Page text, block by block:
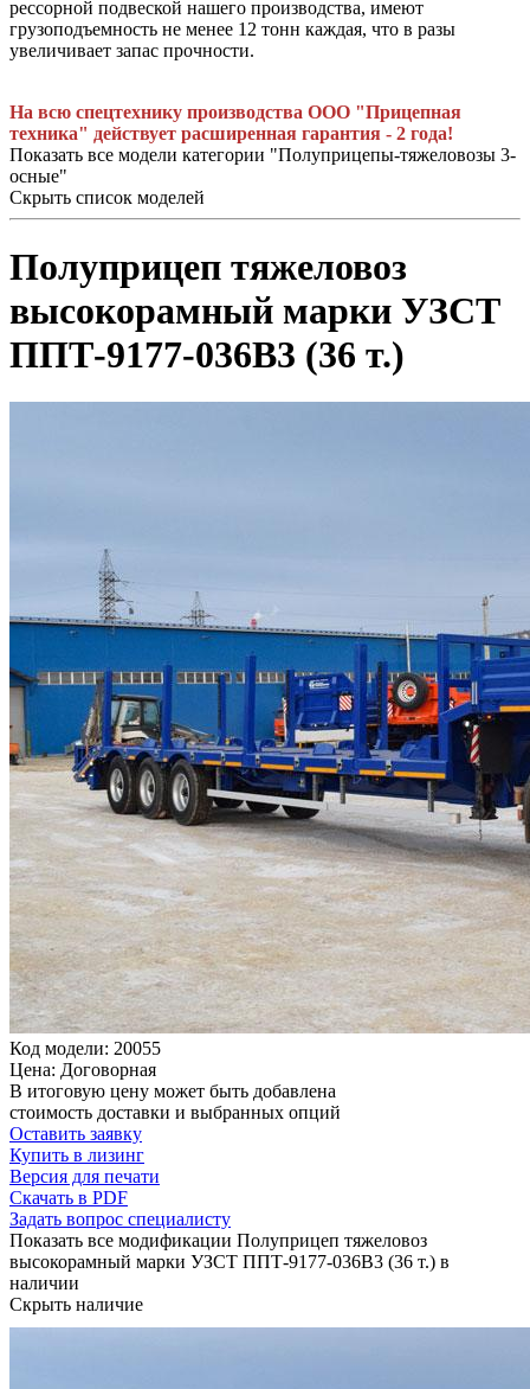
рессорной подвеской нашего производства, имеют
грузоподъемность не менее 12 тонн каждая, что в разы
увеличивает запас прочности.
На всю спецтехнику производства ООО "Прицепная
техника" действует расширенная гарантия - 2 года!
Показать все модели категории "Полуприцепы-тяжеловозы 3-
осные"
Скрыть список моделей
Полуприцеп тяжеловоз
высокорамный марки УЗСТ
ППТ-9177-036В3 (36 т.)
Код модели: 20055
Цена: Договорная
В итоговую цену может быть добавлена
стоимость доставки и выбранных опций
Оставить заявку
Купить в лизинг
Версия для печати
Скачать в PDF
Задать вопрос специалисту
Показать все модификации Полуприцеп тяжеловоз
высокорамный марки УЗСТ ППТ-9177-036В3 (36 т.) в
наличии
Скрыть наличие